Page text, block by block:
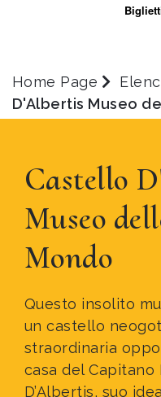
Home Page
D'Albertis Museo
Castello
Museo
Mondo
Questo insolito
un castello
straordinaria
casa del
D’Albertis, suo